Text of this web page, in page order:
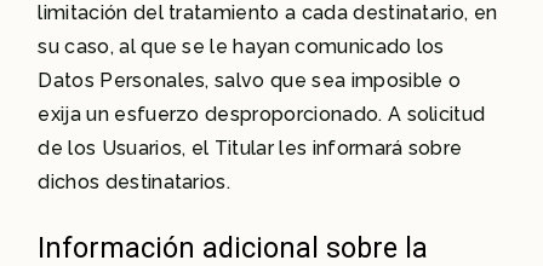
limitación del tratamiento a cada destinatario, en
su caso, al que se le hayan comunicado los
Datos Personales, salvo que sea imposible o
exija un esfuerzo desproporcionado. A solicitud
de los Usuarios, el Titular les informará sobre
dichos destinatarios.
Información adicional sobre la